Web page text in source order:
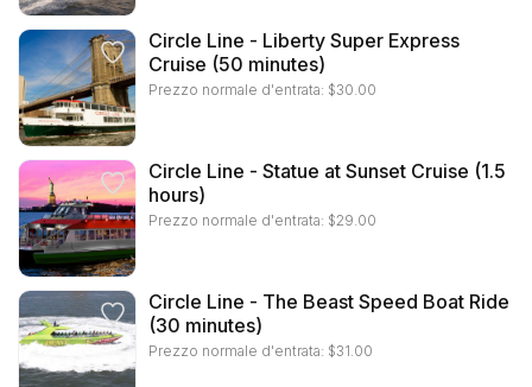
Circle Line - Liberty Super Express
Cruise (50 minutes)
Prezzo normale d'entrata: $30.00
Circle Line - Statue at Sunset Cruise (1.5
hours)
Prezzo normale d'entrata: $29.00
Circle Line - The Beast Speed Boat Ride
(30 minutes)
Prezzo normale d'entrata: $31.00